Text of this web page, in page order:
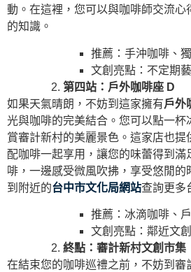
動。在這裡，您可以與咖啡師交流心
的知識。
推薦：手沖咖啡、
文創亮點：不定期
第四站：戶外咖啡座 D
如果天氣晴朗，不妨到這家擁有戶外
光與咖啡的完美結合。您可以點一杯
賞審計新村的美麗景色。這家店也提
配咖啡一起享用，讓您的味蕾得到滿
啡，一邊感受微風吹拂，享受悠閒的
到附近的台中市文化局網站查詢更多
推薦：冰滴咖啡、
文創亮點：鄰近文
終點：審計新村文創市集
在結束您的咖啡巡禮之前，不妨到審